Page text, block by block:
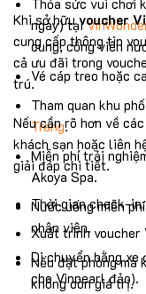
Thỏa sức vui chơi
ngày) tại
cung, công viên
Vé cáp treo hoặc
Tham quan khu
Trang.
Miễn phí trải
Akoya Spa.
Nước uống miễn
nhân viên.
Di chuyển bằng xe
cho Vinpearl đảo).
Khi sở hữuvoucher
cung cấp thông tin
cả ưu đãi trong
trú.
Nếu cần rõ hơn về
khách sạn hoặc liên
giải đáp chi tiết.
Thời gian check-
Xuất trình
Nếu đặt phòng mà
không còn giá trị.